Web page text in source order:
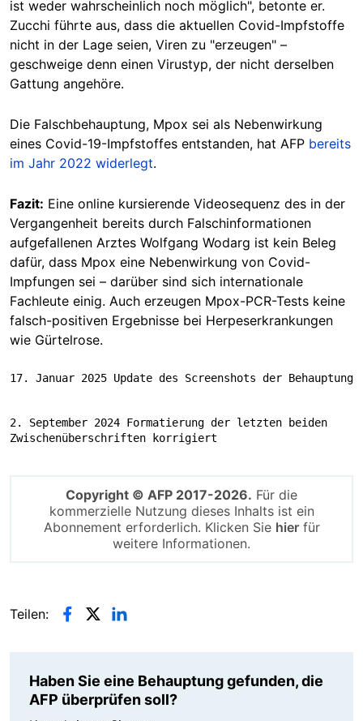
ist weder wahrscheinlich noch möglich", betonte er.
Zucchi führte aus, dass die aktuellen Covid-Impfstoffe
nicht in der Lage seien, Viren zu "erzeugen" –
geschweige denn einen Virustyp, der nicht derselben
Gattung angehöre.
Die Falschbehauptung, Mpox sei als Nebenwirkung
eines Covid-19-Impfstoffes entstanden, hat AFP bereits
im Jahr 2022 widerlegt.
Fazit: Eine online kursierende Videosequenz des in der
Vergangenheit bereits durch Falschinformationen
aufgefallenen Arztes Wolfgang Wodarg ist kein Beleg
dafür, dass Mpox eine Nebenwirkung von Covid-
Impfungen sei – darüber sind sich internationale
Fachleute einig. Auch erzeugen Mpox-PCR-Tests keine
falsch-positiven Ergebnisse bei Herpeserkrankungen
wie Gürtelrose.
17. Januar 2025 Update des Screenshots der Behauptung
2. September 2024 Formatierung der letzten beiden
Zwischenüberschriften korrigiert
Copyright © AFP 2017-2026. Für die
kommerzielle Nutzung dieses Inhalts ist ein
Abonnement erforderlich. Klicken Sie hierfür
weitere Informationen.
Teilen:
Haben Sie eine Behauptung gefunden, die
AFP überprüfen soll?